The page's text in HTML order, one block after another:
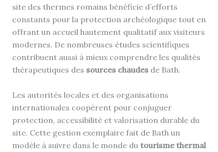
site des thermes romains bénéficie d’efforts
constants pour la protection archéologique tout en
offrant un accueil hautement qualitatif aux visiteurs
modernes. De nombreuses études scientifiques
contribuent aussi à mieux comprendre les qualités
thérapeutiques des sources chaudesde Bath.
Les autorités locales et des organisations
internationales coopèrent pour conjuguer
protection, accessibilité et valorisation durable du
site. Cette gestion exemplaire fait de Bath un
modèle à suivre dans le monde du tourisme thermal